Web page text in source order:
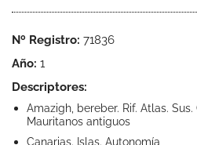
Nº Registro: 71836
Año: 1
Descriptores:
Amazigh, bereber. Rif. Atlas.
Mauritanos antiguos
Canarias. Islas. Autonomía